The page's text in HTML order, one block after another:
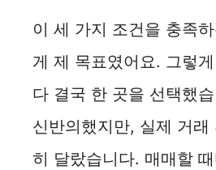
이 세 가지 조건을 충족
게 제 목표였어요. 그렇
다 결국 한 곳을 선택했
신반의했지만, 실제 거래
히 달랐습니다. 매매할